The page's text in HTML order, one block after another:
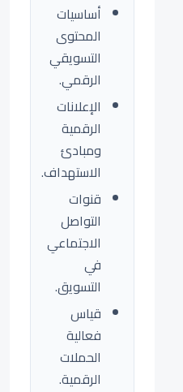
أساسيات
المحتوى
التسويقي
الرقمي.
الإعلانات
الرقمية
ومبادئ
الاستهداف.
قنوات
التواصل
الاجتماعي
في
التسويق.
قياس
فعالية
الحملات
الرقمية.